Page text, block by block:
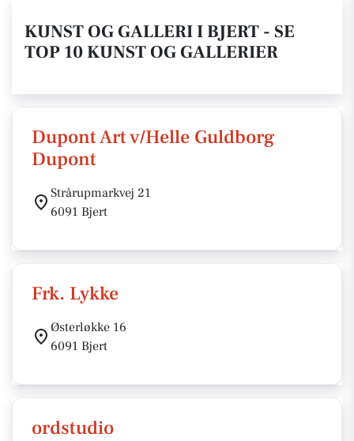
KUNST OG GALLERI I BJERT - SE
TOP 10 KUNST OG GALLERIER
Dupont Art v/Helle Guldborg
Dupont
Strårupmarkvej 21
6091 Bjert
Frk. Lykke
Østerløkke 16
6091 Bjert
ordstudio